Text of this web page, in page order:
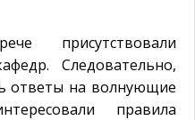
присутствовали
Следовательно,
ответы на волнующие
правила